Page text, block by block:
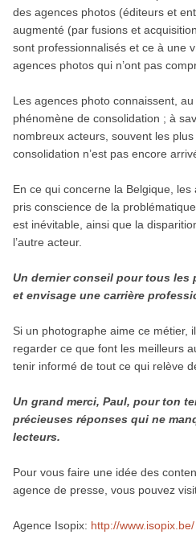
des agences photos (éditeurs et
augmenté (par fusions et
sont professionnalisés et ce à une
agences photos qui n’ont pas
Les agences photo connaissent,
phénomène de consolidation ; à
nombreux acteurs, souvent les
consolidation n’est pas encore
En ce qui concerne la Belgique, les
pris conscience de la
est inévitable, ainsi que la
l’autre acteur.
Un dernier conseil pour tous les
et envisage une carrière
Si un photographe aime ce métier,
regarder ce que font les meilleurs
tenir informé de tout ce qui relève
Un grand merci, Paul, pour ton
précieuses réponses qui ne
lecteurs.
Pour vous faire une idée des
agence de presse, vous pouvez
Agence Isopix: http://www.isopix.be/